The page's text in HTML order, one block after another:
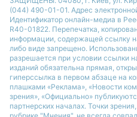
(044) 490-01-01. Адрес
Идентификатор онлайн-медиа в
R40-01822. Перепечатка,
информации, содержащей ссылку
либо виде запрещено.
разрешается при условии ссылки
изданий обязательна прямая,
гиперссылка в первом абзаце на
плашками «Реклама», «Новости
зрения», «Официально»
партнерских началах. Точки